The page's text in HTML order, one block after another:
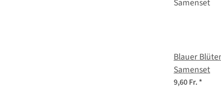
Blauer
Samenset
9,60 Fr.*